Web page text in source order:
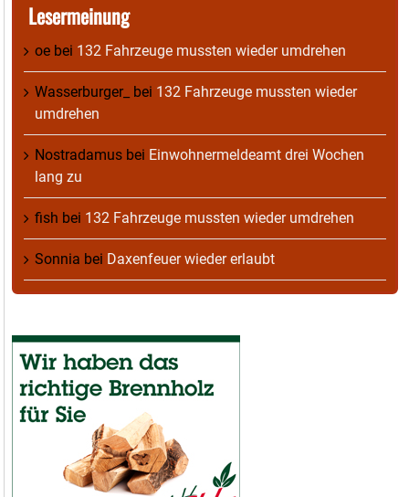
Lesermeinung
oe bei 132 Fahrzeuge mussten wieder umdrehen
Wasserburger_ bei 132 Fahrzeuge mussten wieder
umdrehen
Nostradamus bei Einwohnermeldeamt drei Wochen
lang zu
fish bei 132 Fahrzeuge mussten wieder umdrehen
Sonnia bei Daxenfeuer wieder erlaubt